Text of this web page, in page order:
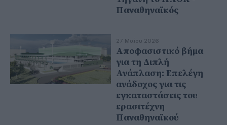
Παναθηναϊκός
27 Μαΐου 2026
Αποφασιστικό βήμα
για τη Διπλή
Ανάπλαση: Eπελέγη
ανάδοχος για τις
εγκαταστάσεις του
ερασιτέχνη
Παναθηναϊκού